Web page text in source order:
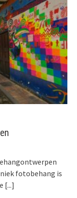
fotobehang is
[...]